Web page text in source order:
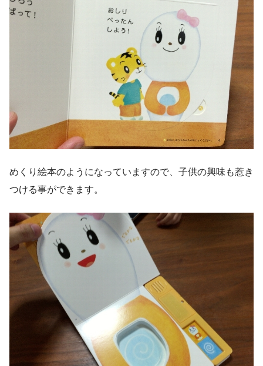
めくり絵本のようになっていますので、子供の興味も惹き
つける事ができます。